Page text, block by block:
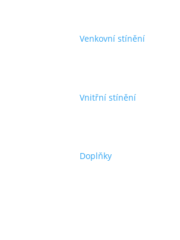
Venkovní stínění
Vnitřní stínění
Doplňky